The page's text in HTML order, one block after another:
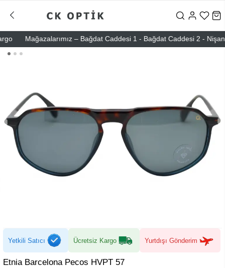
Mağazalarımız – Bağdat Caddesi 1 - Bağdat Caddesi 2 -
Yetkili Satıcı Ücretsiz Kargo Yurtdışı Gönderim
Etnia Barcelona Pecos HVPT 57